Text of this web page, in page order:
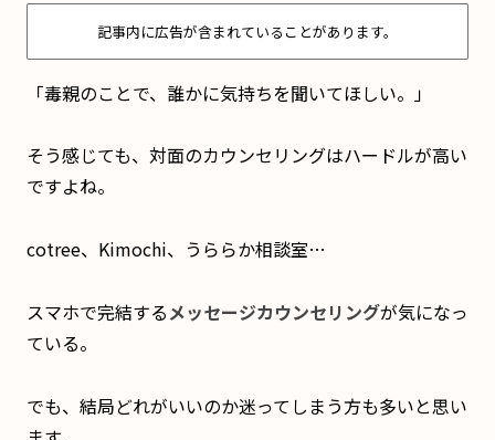
記事内に広告が含まれていることがあります。
「毒親のことで、誰かに気持ちを聞いてほしい。」
そう感じても、対面のカウンセリングはハードルが高い
ですよね。
cotree、Kimochi、うららか相談室…
スマホで完結するメッセージカウンセリングが気になっ
ている。
でも、結局どれがいいのか迷ってしまう方も多いと思い